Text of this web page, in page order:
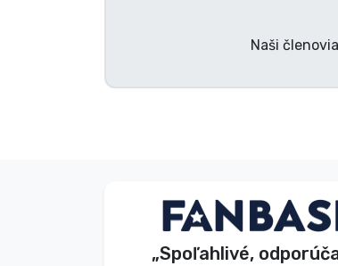
Naši
„Spoľahlivé,
Anonymný
2026. 08. 05.